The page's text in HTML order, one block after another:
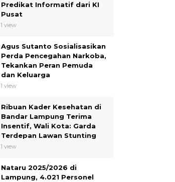
Predikat Informatif dari KI
Pusat
1 view
Agus Sutanto Sosialisasikan
Perda Pencegahan Narkoba,
Tekankan Peran Pemuda
dan Keluarga
1 view
Ribuan Kader Kesehatan di
Bandar Lampung Terima
Insentif, Wali Kota: Garda
Terdepan Lawan Stunting
1 view
Nataru 2025/2026 di
Lampung, 4.021 Personel